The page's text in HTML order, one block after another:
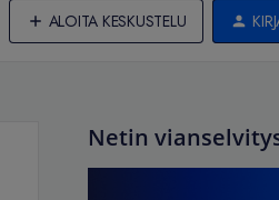
ALOITA KESKUSTELU
Netin